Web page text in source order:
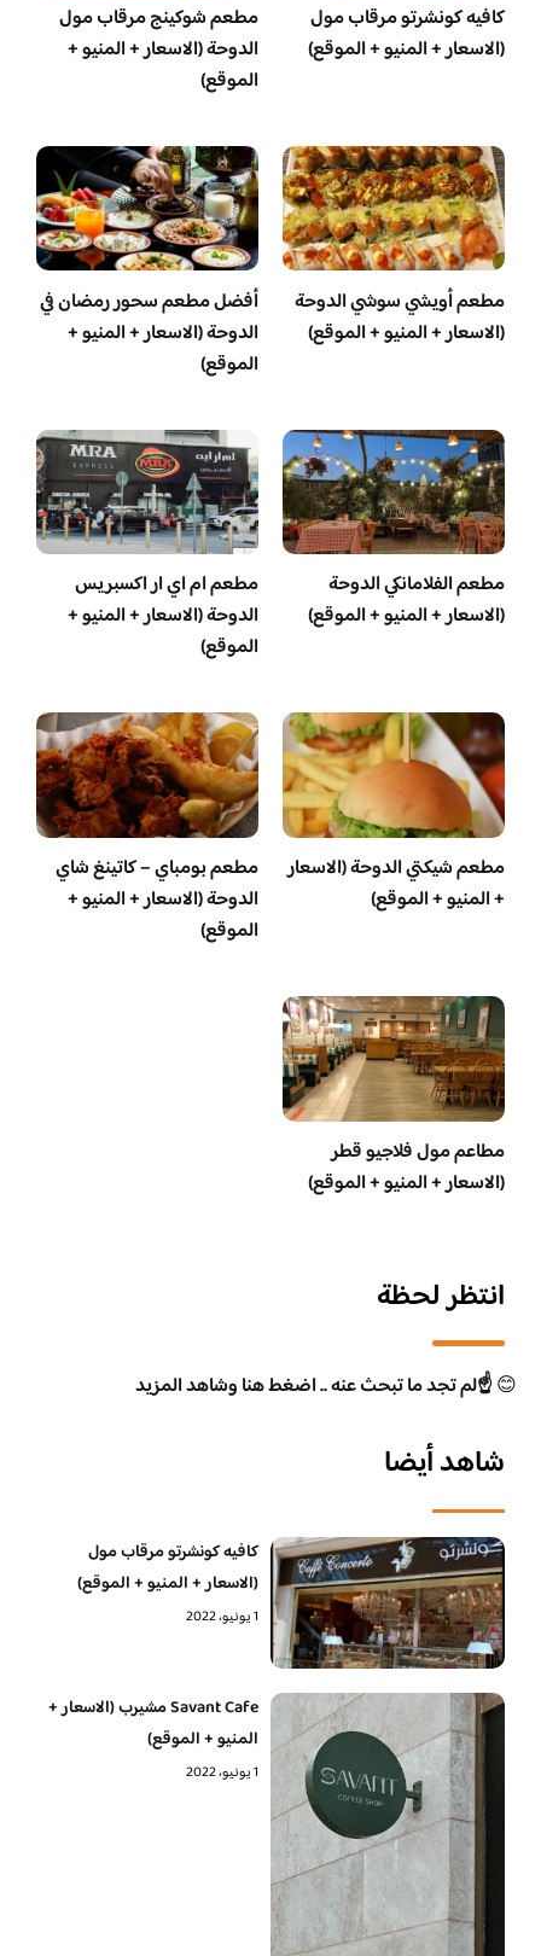
كافيه كونشرتو مرقاب مول
(الاسعار + المنيو + الموقع)
مطعم شوكينج مرقاب مول
الدوحة (الاسعار + المنيو +
الموقع)
مطعم أويشي سوشي الدوحة
(الاسعار + المنيو + الموقع)
أفضل مطعم سحور رمضان في
الدوحة (الاسعار + المنيو +
الموقع)
مطعم الفلامانكي الدوحة
(الاسعار + المنيو + الموقع)
مطعم ام اي ار اكسبريس
الدوحة (الاسعار + المنيو +
الموقع)
مطعم شيكتي الدوحة (الاسعار
+ المنيو + الموقع)
مطعم بومباي – كاتينغ شاي
الدوحة (الاسعار + المنيو +
الموقع)
مطاعم مول فلاجيو قطر
(الاسعار + المنيو + الموقع)
انتظر لحظة
😊☝️لم تجد ما تبحث عنه .. اضغط هنا وشاهد المزيد
شاهد أيضا
كافيه كونشرتو مرقاب مول
(الاسعار + المنيو + الموقع)
1 يونيو، 2022
Savant Cafe مشيرب (الاسعار +
المنيو + الموقع)
1 يونيو، 2022